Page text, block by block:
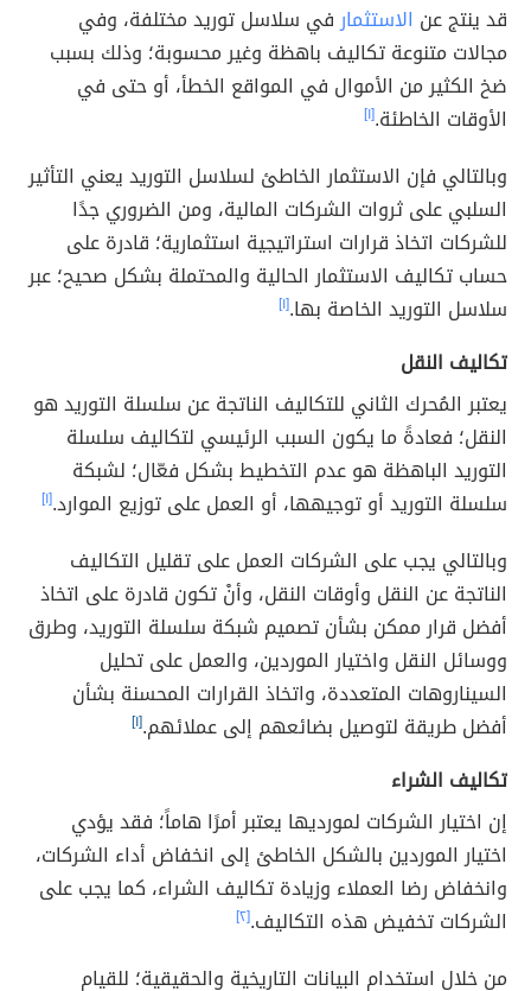
قد ينتج عن الاستثمارفي سلاسل توريد مختلفة، وفي
مجالات متنوعة تكاليف باهظة وغير محسوبة؛ وذلك بسبب
ضخ الكثير من الأموال في المواقع الخطأ، أو حتى في
الأوقات الخاطئة.[١]
وبالتالي فإن الاستثمار الخاطئ لسلاسل التوريد يعني التأثير
السلبي على ثروات الشركات المالية، ومن الضروري جدًا
للشركات اتخاذ قرارات استراتيجية استثمارية؛ قادرة على
حساب تكاليف الاستثمار الحالية والمحتملة بشكل صحيح؛ عبر
سلاسل التوريد الخاصة بها.[١]
تكاليف النقل
يعتبر المُحرك الثاني للتكاليف الناتجة عن سلسلة التوريد هو
النقل؛ فعادةً ما يكون السبب الرئيسي لتكاليف سلسلة
التوريد الباهظة هو عدم التخطيط بشكل فعّال؛ لشبكة
سلسلة التوريد أو توجيهها، أو العمل على توزيع الموارد.[١]
وبالتالي يجب على الشركات العمل على تقليل التكاليف
الناتجة عن النقل وأوقات النقل، وأنْ تكون قادرة على اتخاذ
أفضل قرار ممكن بشأن تصميم شبكة سلسلة التوريد، وطرق
ووسائل النقل واختيار الموردين، والعمل على تحليل
السيناروهات المتعددة، واتخاذ القرارات المحسنة بشأن
أفضل طريقة لتوصيل بضائعهم إلى عملائهم.[١]
تكاليف الشراء
إن اختيار الشركات لمورديها يعتبر أمرًا هاماً؛ فقد يؤدي
اختيار الموردين بالشكل الخاطئ إلى انخفاض أداء الشركات،
وانخفاض رضا العملاء وزيادة تكاليف الشراء، كما يجب على
الشركات تخفيض هذه التكاليف.[٢]
من خلال استخدام البيانات التاريخية والحقيقية؛ للقيام